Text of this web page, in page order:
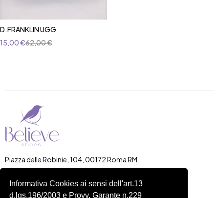
Informativa Cookies ai sensi dell'art.13
d.lgs.196/2003 e Provv. Garante n.229
D.FRANKLIN UGG
62,00€
15,00€
Piazza delle Robinie, 104, 00172 Roma RM
P.IVA 14822091006
N.REA: RM-1548401
C.SOCIALE: €10,00